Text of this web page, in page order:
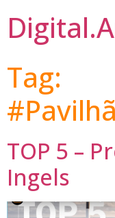
Tag:
TOP 5 –
Ingels